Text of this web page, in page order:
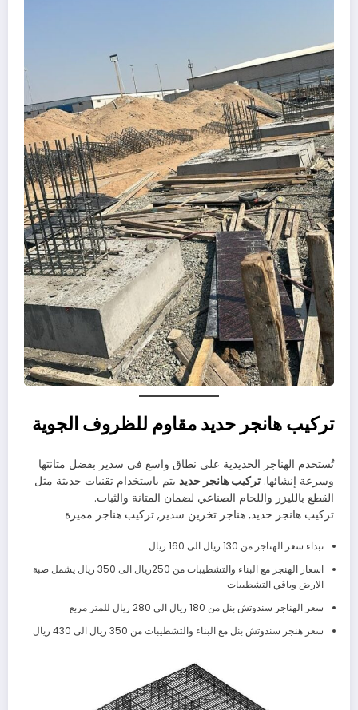
تركيب هانجر حديد مقاوم للظروف الجوية
تُستخدم الهناجر الحديدية على نطاق واسع في سدير بفضل متانتها
وسرعة إنشائها. تركيب هانجر حديد يتم باستخدام تقنيات حديثة مثل
القطع بالليزر واللحام الصناعي لضمان المتانة والثبات.
تركيب هانجر حديد, هناجر تخزين سدير, تركيب هناجر مميزة
تبداء سعر الهناجر من 130 ريال الى 160 ريال
اسعار الهنجر مع البناء والتشطيبات من 250ريال الى 350 ريال يشمل صبة
الارض وباقي التشطيبات
سعر الهناجر سندوتش بنل من 180 ريال الى 280 ريال للمتر مربع
سعر هنجر سندوتش بنل مع البناء والتشطيبات من 350 ريال الى 430 ريال